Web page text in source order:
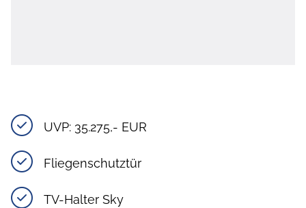
UVP: 35.275,- EUR
Fliegenschutztür
TV-Halter Sky